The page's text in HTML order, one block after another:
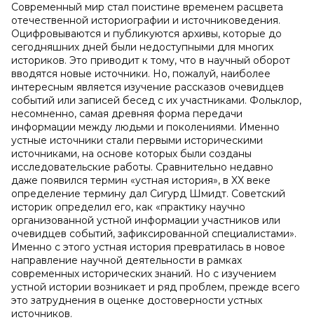
Современный мир стал поистине временем расцвета
отечественной историографии и источниковедения.
Оцифровываются и публикуются архивы, которые до
сегодняшних дней были недоступными для многих
историков. Это приводит к тому, что в научный оборот
вводятся новые источники. Но, пожалуй, наиболее
интересным является изучение рассказов очевидцев
событий или записей бесед с их участниками. Фольклор,
несомненно, самая древняя форма передачи
информации между людьми и поколениями. Именно
устные источники стали первыми историческими
источниками, на основе которых были созданы
исследовательские работы. Сравнительно недавно
даже появился термин «устная история», в XX веке
определение термину дал Сигурд Шмидт. Советский
историк определил его, как «практику научно
организованной устной информации участников или
очевидцев событий, зафиксированной специалистами».
Именно с этого устная история превратилась в новое
направление научной деятельности в рамках
современных исторических знаний. Но с изучением
устной истории возникает и ряд проблем, прежде всего
это затруднения в оценке достоверности устных
источников.